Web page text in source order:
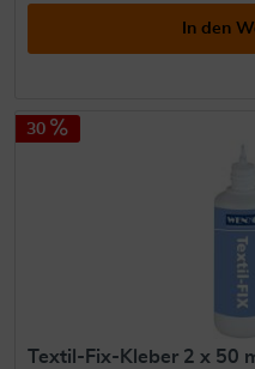
In den
30
Textil-Fix-Kleber 2 x 50